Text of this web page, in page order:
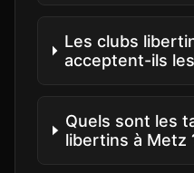
Les clubs
acceptent-ils
Quels sont les
libertins à Metz